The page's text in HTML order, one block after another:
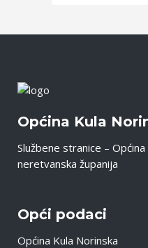
Općina Kula
Službene stranice –
neretvanska županija
Opći podaci
Općina Kula Norinska